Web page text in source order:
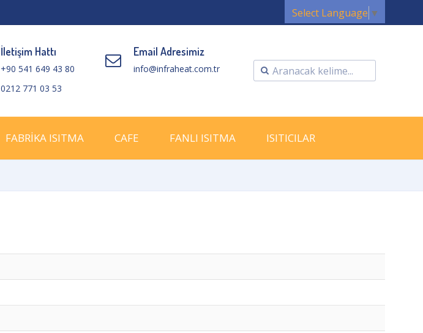
Select Language ▼
İletişim Hattı
+90 541 649 43 80
0212 771 03 53
Email Adresimiz
info@infraheat.com.tr
FABRİKA ISITMA CAFE FANLI ISITMA ISITICILAR